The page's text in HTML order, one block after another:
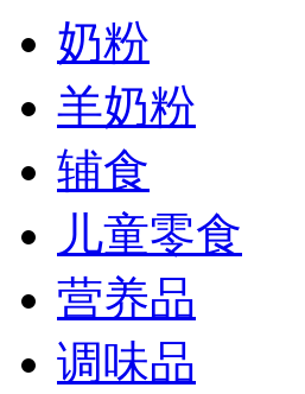
奶粉
羊奶粉
辅食
儿童零食
营养品
调味品